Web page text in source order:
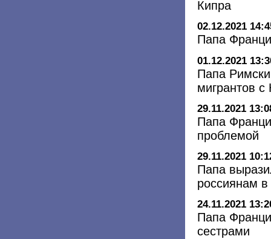
Кипра
02.12.2021
Папа
01.12.2021
Папа
мигрантов с
29.11.2021
Папа
проблемой
29.11.2021
Папа
россиянам в
24.11.2021
Папа
сестрами